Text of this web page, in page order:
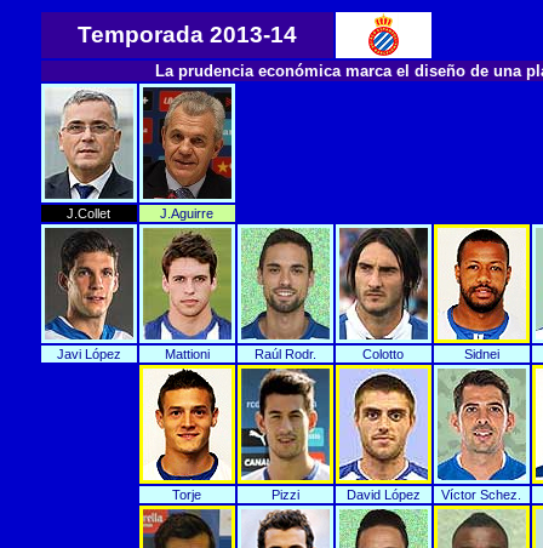
Temporada 2013-14
La prudencia económica marca el diseño de una
J.Collet J.Aguirre
Javi López Mattioni Raúl Rodr. Colotto Sidnei
Torje Pizzi David López Víctor Schez.